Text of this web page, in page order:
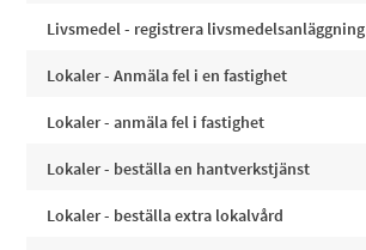
Livsmedel - registrera livsmedelsanläggning
Lokaler - Anmäla fel i en fastighet
Lokaler - anmäla fel i fastighet
Lokaler - beställa en hantverkstjänst
Lokaler - beställa extra lokalvård